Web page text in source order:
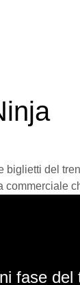
del
fase del